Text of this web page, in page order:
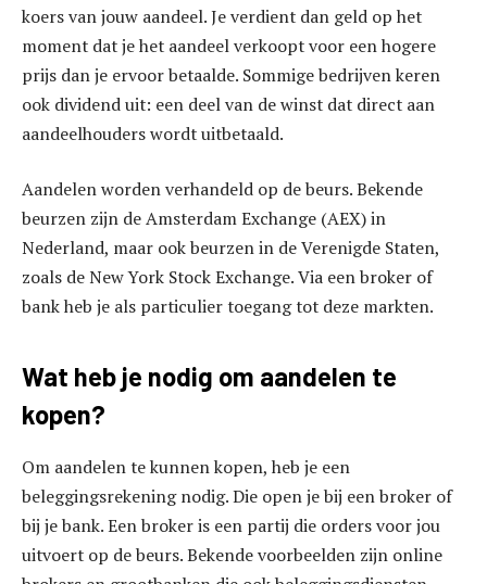
koers van jouw aandeel. Je verdient dan geld op het
moment dat je het aandeel verkoopt voor een hogere
prijs dan je ervoor betaalde. Sommige bedrijven keren
ook dividend uit: een deel van de winst dat direct aan
aandeelhouders wordt uitbetaald.
Aandelen worden verhandeld op de beurs. Bekende
beurzen zijn de Amsterdam Exchange (AEX) in
Nederland, maar ook beurzen in de Verenigde Staten,
zoals de New York Stock Exchange. Via een broker of
bank heb je als particulier toegang tot deze markten.
Wat heb je nodig om aandelen te
kopen?
Om aandelen te kunnen kopen, heb je een
beleggingsrekening nodig. Die open je bij een broker of
bij je bank. Een broker is een partij die orders voor jou
uitvoert op de beurs. Bekende voorbeelden zijn online